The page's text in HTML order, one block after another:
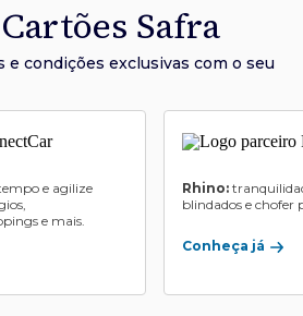
Safra
e condições exclusivas com o seu
e agilize
e mais.
Rhino:
blindados e chofer
Conheça já